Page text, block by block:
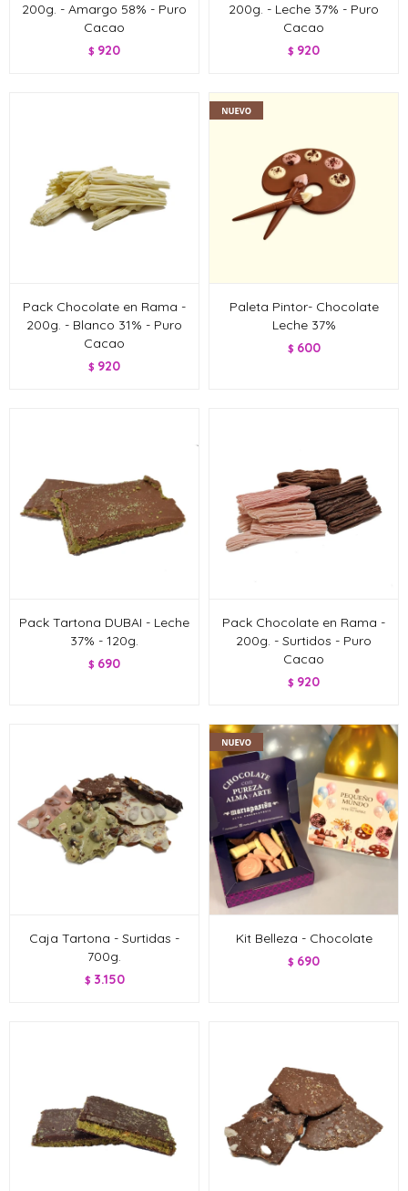
200g. - Amargo 58% - Puro
Cacao
$ 920
200g. - Leche 37% - Puro
Cacao
$ 920
Pack Chocolate en Rama -
200g. - Blanco 31% - Puro
Cacao
$ 920
Paleta Pintor- Chocolate
Leche 37%
$ 600
Pack Tartona DUBAI - Leche
37% - 120g.
$ 690
Pack Chocolate en Rama -
200g. - Surtidos - Puro
Cacao
$ 920
Caja Tartona - Surtidas -
700g.
$ 3.150
Kit Belleza - Chocolate
$ 690